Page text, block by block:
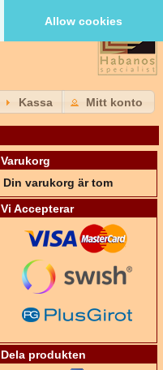
Allow cookies
Kassa Mitt konto
Varukorg
Din varukorg är tom
Vi Accepterar
Dela produkten